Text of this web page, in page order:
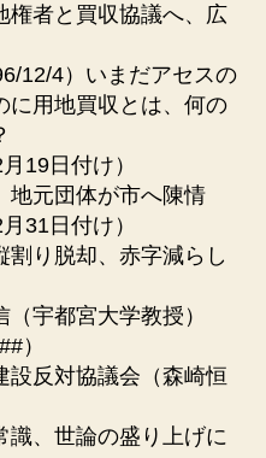
権者と買収協議へ、広
12/4）いまだアセスの
に用地買収とは、何の
19日付け）
地元団体が市へ陳情
31日付け）
り脱却、赤字減らし
宇都宮大学教授）
）
設反対協議会（森崎恒
識、世論の盛り上げに